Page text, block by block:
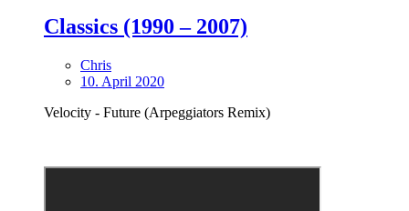
Classics (1990 – 2007)
Chris
10. April 2020
Velocity - Future (Arpeggiators Remix)